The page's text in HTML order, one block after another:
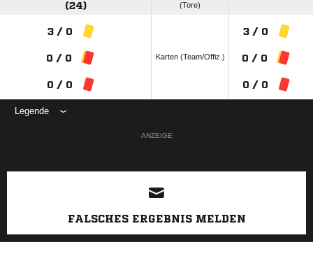
(24)
(Tore)
3 / 0
0 / 0
0 / 0
Karten (Team/Offiz.)
3 / 0
0 / 0
0 / 0
Legende
ANZEIGE
FALSCHES ERGEBNIS MELDEN